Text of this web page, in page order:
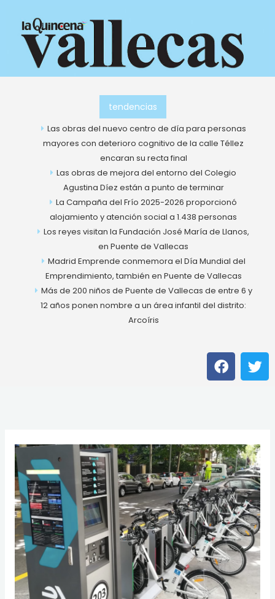
contenido
tendencias
Las obras del nuevo centro de día para personas
mayores con deterioro cognitivo de la calle Téllez
encaran su recta final
Las obras de mejora del entorno del Colegio
Agustina Díez están a punto de terminar
La Campaña del Frío 2025-2026 proporcionó
alojamiento y atención social a 1.438 personas
Los reyes visitan la Fundación José María de Llanos,
en Puente de Vallecas
Madrid Emprende conmemora el Día Mundial del
Emprendimiento, también en Puente de Vallecas
Más de 200 niños de Puente de Vallecas de entre 6 y
12 años ponen nombre a un área infantil del distrito:
Arcoíris
F
a
c
o
k
T
w
i
r